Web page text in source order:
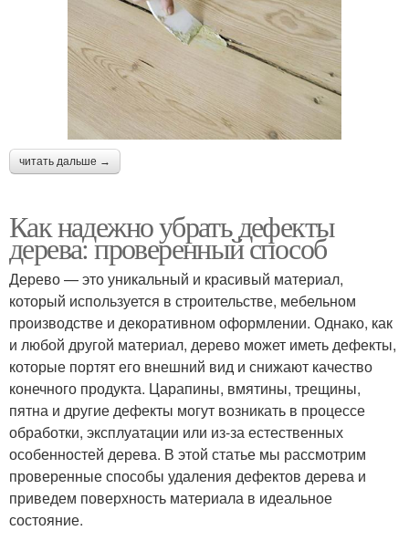
читать дальше →
Как надежно убрать дефекты
дерева: проверенный способ
Дерево — это уникальный и красивый материал,
который используется в строительстве, мебельном
производстве и декоративном оформлении. Однако, как
и любой другой материал, дерево может иметь дефекты,
которые портят его внешний вид и снижают качество
конечного продукта. Царапины, вмятины, трещины,
пятна и другие дефекты могут возникать в процессе
обработки, эксплуатации или из-за естественных
особенностей дерева. В этой статье мы рассмотрим
проверенные способы удаления дефектов дерева и
приведем поверхность материала в идеальное
состояние.